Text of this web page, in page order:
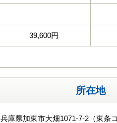
39,600円
所在地
兵庫県加東市大畑1071-7-2（東条